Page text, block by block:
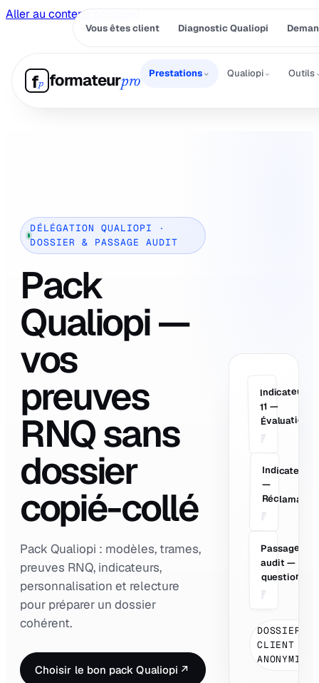
Aller au contenu principal
Vous êtes client Diagnostic Qualiopi
fp formateurpro
Prestations⌄ Qualiopi⌄ Outils
DÉLÉGATION QUALIOPI ·
DOSSIER & PASSAGE AUDIT
Pack
Qualiopi —
vos
preuves
RNQ sans
dossier
copié-collé
Pack Qualiopi : modèles, trames,
preuves RNQ, indicateurs,
personnalisation et relecture
pour préparer un dossier
cohérent.
Choisir le bon pack Qualiopi ↗
Indicateur
11 —
Évaluation
Indicateur
—
Passage
audit —
questions
DOSSIER
CLIENT
ANONYMISÉ